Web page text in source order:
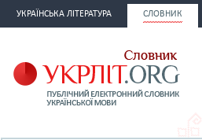
УКРАЇНСЬКА ЛІТЕРАТУРА СЛОВНИК